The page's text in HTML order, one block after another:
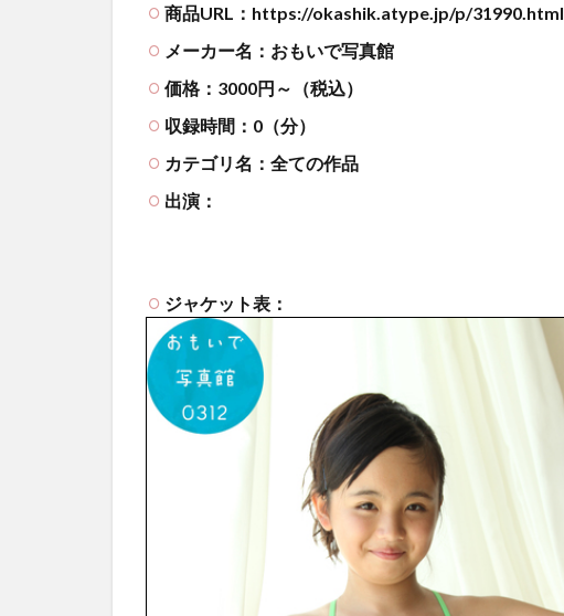
商品URL：https://okashik.atype.jp/p/31990.html
メーカー名：おもいで写真館
価格：3000円～（税込）
収録時間：0（分）
カテゴリ名：全ての作品
出演：
ジャケット表：